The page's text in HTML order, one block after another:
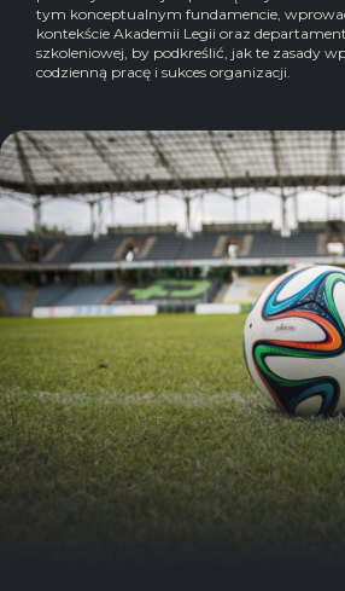
tym konceptualnym fundamencie,
kontekście Akademii Legii oraz
szkoleniowej, by podkreślić, jak te zasady
codzienną pracę i sukces organizacji.